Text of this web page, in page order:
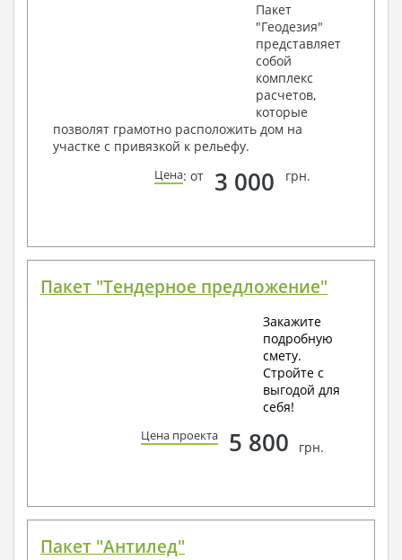
Пакет
"Геодезия"
представляет
собой
комплекс
расчетов,
которые
позволят грамотно расположить дом на
участке с привязкой к рельефу.
Цена: от 3 000 грн.
Пакет "Тендерное предложение"
Закажите
подробную
смету.
Стройте с
выгодой для
себя!
Цена проекта 5 800 грн.
Пакет "Антилед"